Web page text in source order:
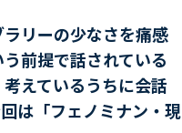
リーの少なさを痛感
前提で話されている
えているうちに会話
は「フェノミナン・現